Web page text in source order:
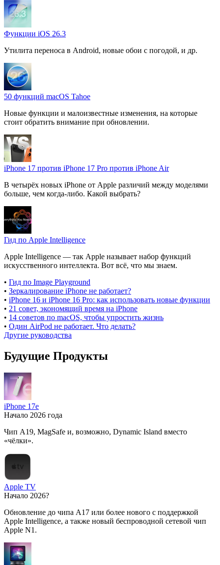
Функции iOS 26.3
Утилита переноса в Android, новые обои с погодой, и др.
50 функций macOS Tahoe
Новые функции и малоизвестные изменения, на которые
стоит обратить внимание при обновлении.
iPhone 17 против iPhone 17 Pro против iPhone Air
В четырёх новых iPhone от Apple различий между моделями
больше, чем когда-либо. Какой выбрать?
Гид по Apple Intelligence
Apple Intelligence — так Apple называет набор функций
искусственного интеллекта. Вот всё, что мы знаем.
• Гид по Image Playground
• Зеркалирование iPhone не работает?
• iPhone 16 и iPhone 16 Pro: как использовать новые функции
• 21 совет, экономящий время на iPhone
• 14 советов по macOS, чтобы упростить жизнь
• Один AirPod не работает. Что делать?
Другие руководства
Будущие Продукты
iPhone 17e
Начало 2026 года
Чип A19, MagSafe и, возможно, Dynamic Island вместо
«чёлки».
Apple TV
Начало 2026?
Обновление до чипа A17 или более нового с поддержкой
Apple Intelligence, а также новый беспроводной сетевой чип
Apple N1.